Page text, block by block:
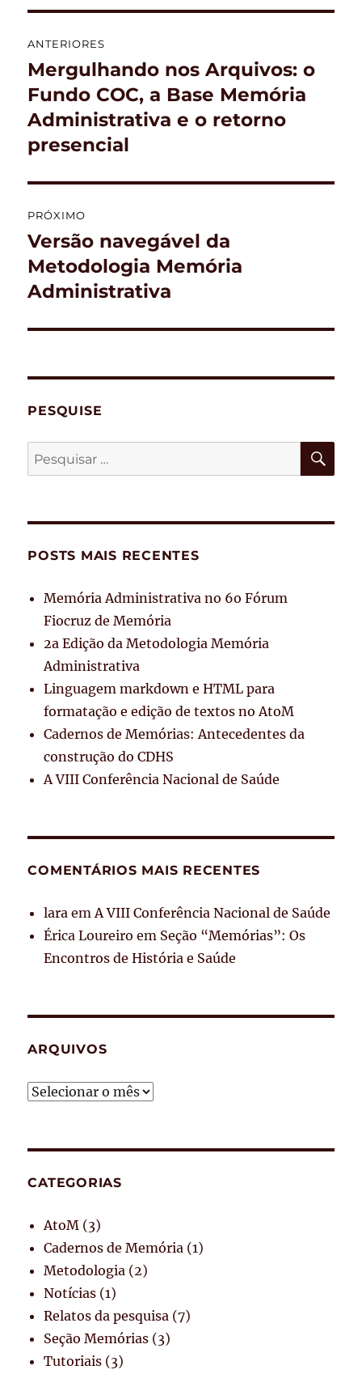
de
Post
ANTERIORES
Post
anterior:
Mergulhando nos Arquivos: o
Fundo COC, a Base Memória
Administrativa e o retorno
presencial
PRÓXIMO
Próximo
post:
Versão navegável da
Metodologia Memória
Administrativa
PESQUISE
Pesquisar
por:
POSTS MAIS RECENTES
Memória Administrativa no 6o Fórum
Fiocruz de Memória
2a Edição da Metodologia Memória
Administrativa
Linguagem markdown e HTML para
formatação e edição de textos no AtoM
Cadernos de Memórias: Antecedentes da
construção do CDHS
A VIII Conferência Nacional de Saúde
COMENTÁRIOS MAIS RECENTES
lara emA VIII Conferência Nacional de Saúde
Érica Loureiro em Seção “Memórias”: Os
Encontros de História e Saúde
ARQUIVOS
Arquivos
CATEGORIAS
AtoM (3)
Cadernos de Memória (1)
Metodologia (2)
Notícias (1)
Relatos da pesquisa (7)
Seção Memórias (3)
Tutoriais (3)